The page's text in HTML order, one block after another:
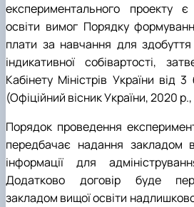
експериментального проекту
освіти вимог Порядку
плати за навчання для
індикативної собівартості,
Кабінету Міністрів України
(Офіційний вісник України, 2020
Порядок проведення
передбачає надання закладом
інформації для
Додатково договір буде
закладом вищої освіти